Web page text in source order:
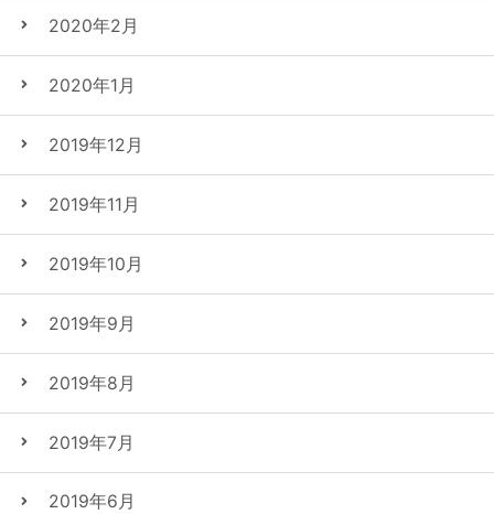
2020年2月
2020年1月
2019年12月
2019年11月
2019年10月
2019年9月
2019年8月
2019年7月
2019年6月